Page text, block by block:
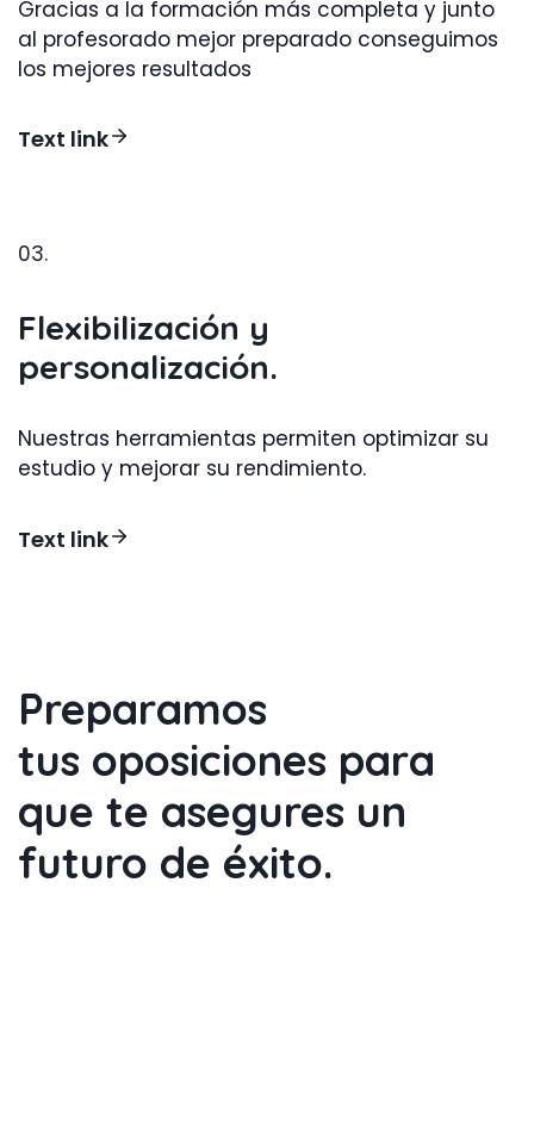
Gracias a la formación más completa y junto
al profesorado mejor preparado conseguimos
los mejores resultados
Text link
03.
Flexibilización y
personalización.
Nuestras herramientas permiten optimizar su
estudio y mejorar su rendimiento.
Text link
Preparamos
tus oposiciones para
que te asegures un
futuro de éxito.